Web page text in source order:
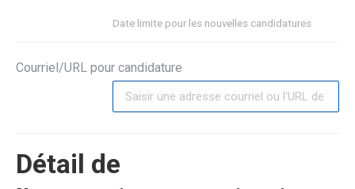
Date limite pour les nouvelles candidatures
Courriel/URL pour candidature
Détail de